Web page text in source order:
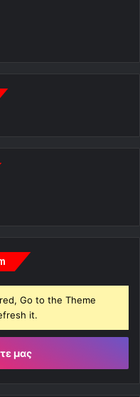
Go to the Theme
it.
μας